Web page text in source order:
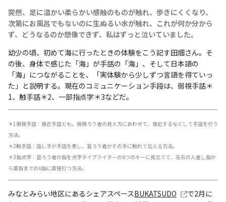
――突然、足に温かい柔らかい感触のものが触れ、歩きにくくなり、
次第にお風呂でもないのに生ぬるい水が触れ、これが何か分から
ず、どうなるのか想像できず、私はずっと泣いていました。
幼少の頃、初めて海に行ったときの体験をこう記す田畑さん。そ
の後、身体で感じた「海」が手話の「海」、そして日本語の
「海」につながることを、「実体験から少しずつ言語を得ていっ
た」と説明する。現在のコミュニケーション手段は、弱視手話＊
1、触手話＊2、一部指点字＊3などだ。
＊1弱視手話：接近手話とも。弱視ろう者の見え方にあわせて、接近するなどして手話を行う
方法。
＊2触手話：話し手が手話を表し、盲ろう者がその手に触れて伝える方法。
＊3指点字：盲ろう者の指を点字タイプライターの6つのキーに見立てて、左右の人差し指か
ら薬指までの6指に直接打つ方法。
みなとみらい地区にあるシェアスペースBUKATSUDO
で2月に